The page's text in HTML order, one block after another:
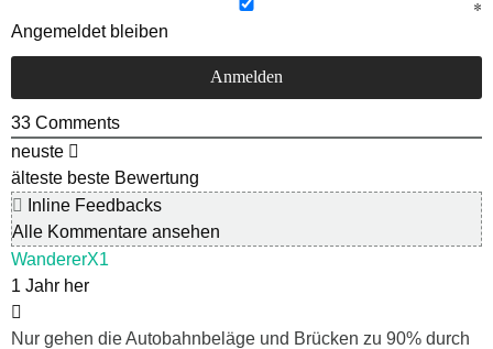
Angemeldet bleiben
33 Comments
neuste
älteste beste Bewertung
Inline Feedbacks
Alle Kommentare ansehen
WandererX1
1 Jahr her
Nur gehen die Autobahnbeläge und Brücken zu 90% durch